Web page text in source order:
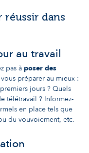
réussir dans
au travail
pas à poser des
préparer au mieux :
jours ? Quels
télétravail ? Informez-
en place tels que
du vouvoiement, etc.